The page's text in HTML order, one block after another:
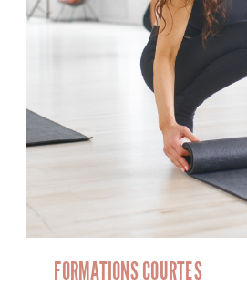
FORMATIONS COURTES